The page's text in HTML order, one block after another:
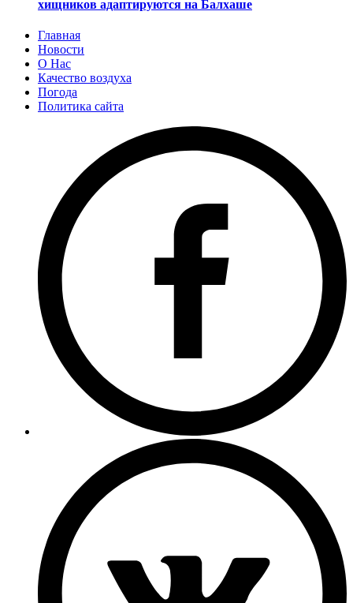
хищников адаптируются на Балхаше
Главная
Новости
О Нас
Качество воздуха
Погода
Политика сайта